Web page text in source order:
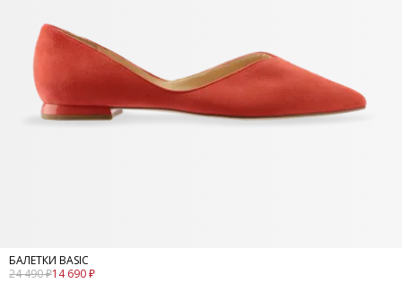
БАЛЕТКИ BASIC
24 490 ₽14 690 ₽